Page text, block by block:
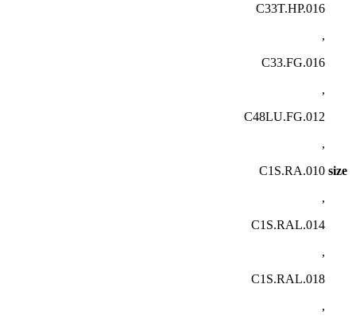
size
C33T.HP.016
,
C33.FG.016
,
C48LU.FG.012
,
C1S.RA.010
,
C1S.RAL.014
,
C1S.RAL.018
,